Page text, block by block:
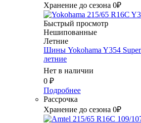
Хранение до сезона 0₽
Быстрый просмотр
Нешипованные
Летние
Шины Yokohama Y354
летние
Нет в наличии
0 ₽
Подробнее
Рассрочка
Хранение до сезона 0₽